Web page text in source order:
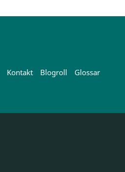
Kontakt Blogroll Glossar